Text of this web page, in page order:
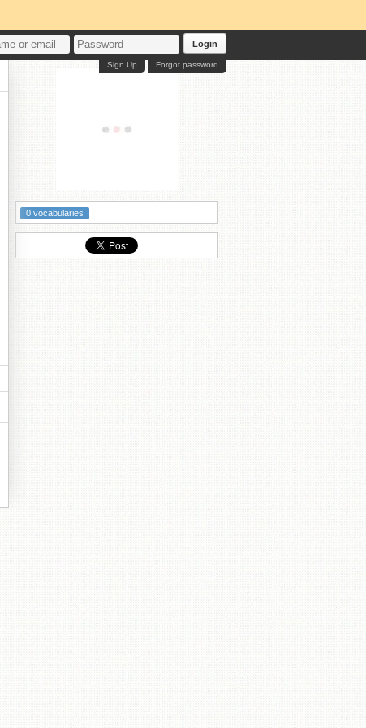
Login
Forgot password
Sign Up
0 vocabularies